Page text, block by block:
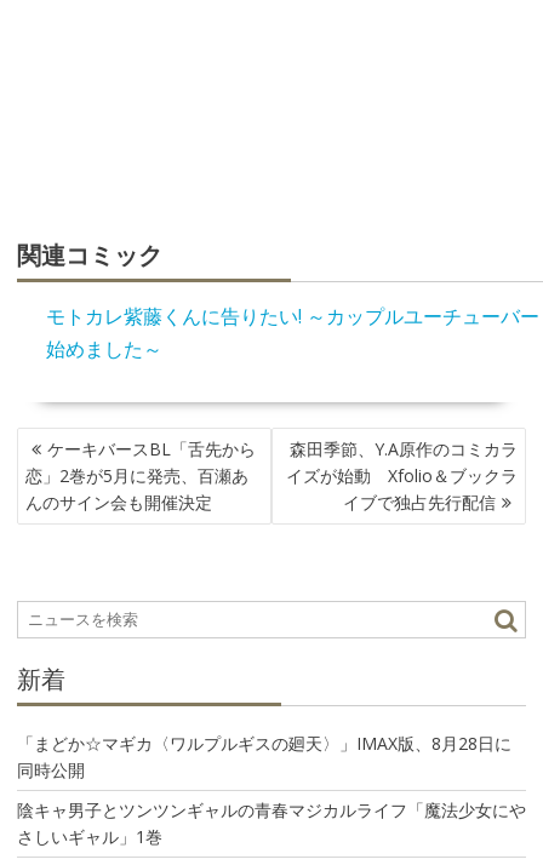
関連コミック
モトカレ紫藤くんに告りたい! ～カップルユーチューバー
始めました～
投
稿
ナ
ビ
シ
ョ
ケーキバースBL「舌先から
恋」2巻が5月に発売、百瀬あ
んのサイン会も開催決定
森田季節、Y.A原作のコミカラ
イズが始動 Xfolio＆ブックラ
イブで独占先行配信
新着
「まどか☆マギカ〈ワルプルギスの廻天〉」IMAX版、8月28日に
同時公開
陰キャ男子とツンツンギャルの青春マジカルライフ「魔法少女にや
さしいギャル」1巻